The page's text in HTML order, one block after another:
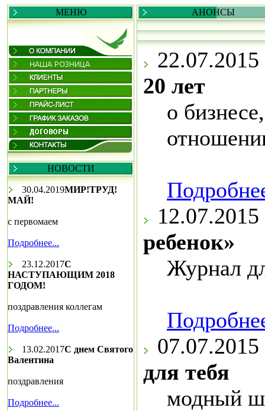
МЕНЮ
НОВОСТИ
30.04.2019МИР!ТРУД!
МАЙ!
с первомаем
Подробнее...
23.12.2017С
НАСТУПАЮЩИМ 2018
ГОДОМ!
поздравления коллегам
Подробнее...
13.02.2017С днем Святого
Валентина
поздравления
Подробнее...
АНОНСЫ
22.07.2015
20 лет
о
12.07.2015
ребенок»
Журнал
07.07.2015
для тебя
модный